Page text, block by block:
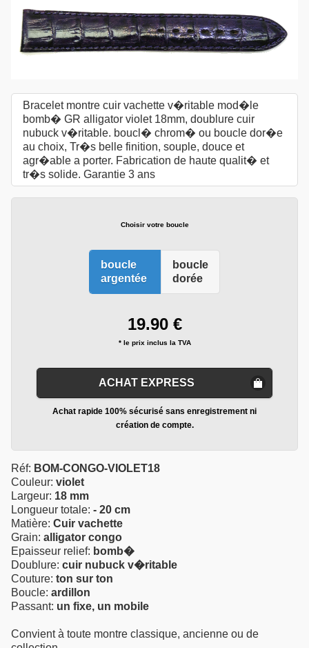
Bracelet montre cuir vachette v�ritable mod�le
bomb� GR alligator violet 18mm, doublure cuir
nubuck v�ritable. boucl� chrom� ou boucle dor�e
au choix, Tr�s belle finition, souple, douce et
agr�able a porter. Fabrication de haute qualit� et
tr�s solide. Garantie 3 ans
Choisir votre boucle
boucle
argentée
boucle
dorée
19.90 €
* le prix inclus la TVA
ACHAT EXPRESS
Achat rapide 100% sécurisé sans enregistrement ni
création de compte.
Réf: BOM-CONGO-VIOLET18
Couleur: violet
Largeur: 18 mm
Longueur totale: - 20 cm
Matière: Cuir vachette
Grain: alligator congo
Epaisseur relief: bomb�
Doublure: cuir nubuck v�ritable
Couture: ton sur ton
Boucle: ardillon
Passant: un fixe, un mobile
Convient à toute montre classique, ancienne ou de